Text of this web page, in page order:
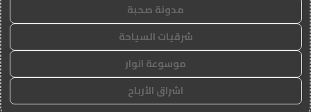
مدونة صحبة
شرقيات السياحة
موسوعة انوار
اشراق الأرباح